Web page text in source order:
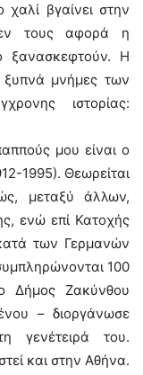
βγαίνει στην
τους αφορά η
ξανασκεφτούν. Η
ξυπνά μνήμες των
ιστορίας:
μου είναι ο
1995). Θεωρείται
μεταξύ άλλων,
ενώ επί Κατοχής
των Γερμανών
100
Δήμος Ζακύνθου
– διοργάνωσε
γενέτειρά του.
και στην Αθήνα.